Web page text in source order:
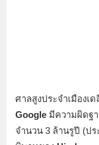
ศาลสูงประจำเมืองเ
Google มีความผิดฐ
จำนวน 3 ล้านรูปี (ป